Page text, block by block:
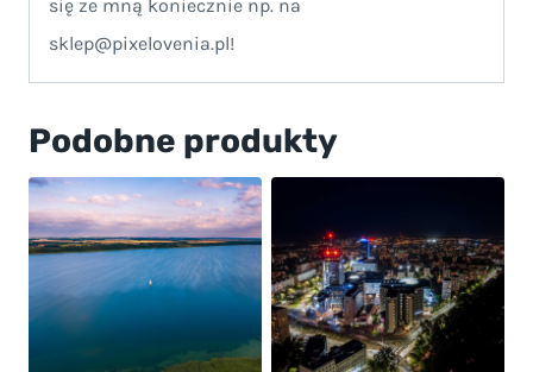
się ze mną koniecznie np. na
sklep@pixelovenia.pl!
Podobne produkty